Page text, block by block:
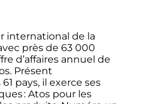
international de la
près de 63 000
d’affaires annuel de
Présent
pays, il exerce ses
: Atos pour les